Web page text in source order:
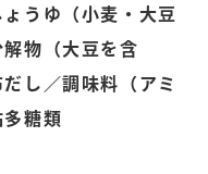
工房」
うゆ（小麦・大豆
物（大豆を含
し／調味料（アミ
糖類